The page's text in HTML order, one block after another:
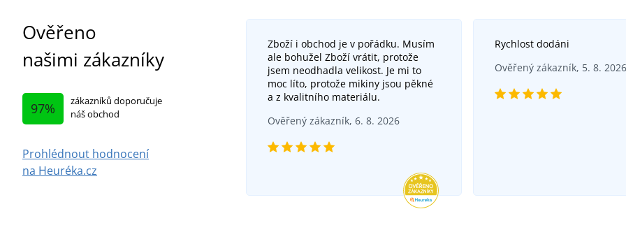
Ověřeno
našimi zákazníky
97%
zákazníků doporučuje
náš obchod
Prohlédnout hodnocení
na Heuréka.cz
Zboží i obchod je v pořádku. Musím
ale bohužel Zboží vrátit, protože
jsem neodhadla velikost. Je mi to
moc líto, protože mikiny jsou pěkné
a z kvalitního materiálu.
Ověřený zákazník, 6. 8. 2026
Rychlost dodáni
Ověřený zákazník, 5. 8.